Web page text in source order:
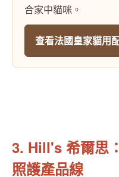
合家中貓咪。
查看法國皇家貓用
3. Hill's 希爾思
照護產品線